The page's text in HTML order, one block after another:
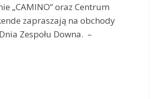
„CAMINO” oraz Centrum
zapraszają na obchody
Zespołu Downa. –